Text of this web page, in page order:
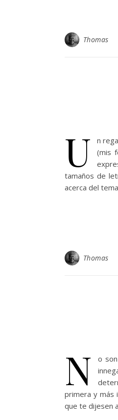
Thomas
U
n
(mis
tamaños de
acerca del
Thomas
N
o
primera y más
que te dijesen